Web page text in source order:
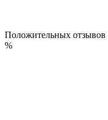
Положительных отзывов
%